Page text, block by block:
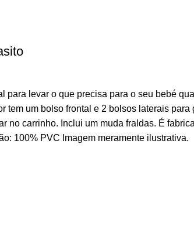
para levar o que precisa para o seu bebé
tem um bolso frontal e 2 bolsos laterais
no carrinho. Inclui um muda fraldas. É
100% PVC Imagem meramente